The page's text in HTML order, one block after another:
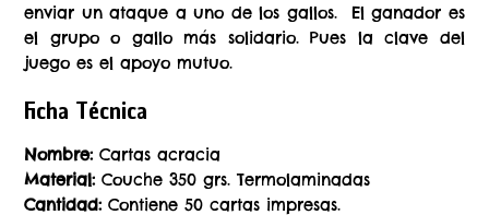
enviar un ataque a uno de los gallos. El ganador es
el grupo o gallo más solidario. Pues la clave del
juego es el apoyo mutuo.
Ficha Técnica
Nombre:Cartas acracia
Material:Couche 350 grs. Termolaminadas
Cantidad:Contiene 50 cartas impresas.